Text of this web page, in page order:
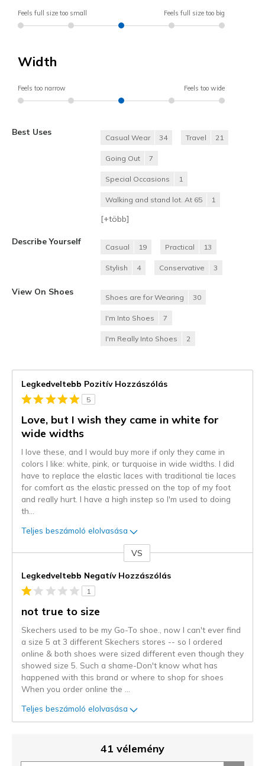
Feels full size too small Feels full size too big
Width
Feels too narrow Feels too wide
Best Uses
Casual Wear 34 Travel 21
Going Out 7
Special Occasions 1
Walking and stand lot. At 65 1
[+több]
Describe Yourself
Casual 19 Practical 13
Stylish 4 Conservative 3
View On Shoes
Shoes are for Wearing 30
I'm Into Shoes 7
I'm Really Into Shoes 2
Legkedveltebb Pozitív Hozzászólás
5
Love, but I wish they came in white for
wide widths
I love these, and I would buy more if only they came in
colors I like: white, pink, or turquoise in wide widths. I did
have to replace the elastic laces with traditional tie laces
for comfort as the elastic pressed on the top of my foot
and really hurt. I have a high instep so I'm used to doing
th
Teljes beszámoló elolvasása
VS
Legkedveltebb Negatív Hozzászólás
1
not true to size
Skechers used to be my Go-To shoe., now I can't ever find
a size 5 at 3 different Skechers stores -- so I ordered
online & both shoes were sized different even though they
showed size 5. Such a shame-Don't know what has
happened with this brand or where to shop for shoes
When you order online the
Teljes beszámoló elolvasása
41 vélemény